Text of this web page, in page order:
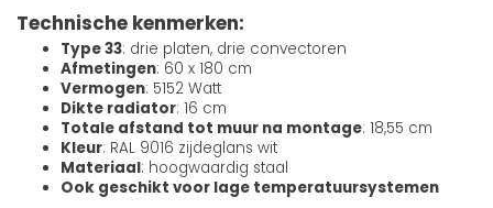
Technische kenmerken:
Type 33: drie platen, drie convectoren
Afmetingen: 60 x 180 cm
Vermogen: 5152 Watt
Dikte radiator: 16 cm
Totale afstand tot muur na montage: 18,55 cm
Kleur: RAL 9016 zijdeglans wit
Materiaal: hoogwaardig staal
Ook geschikt voor lage temperatuursystemen